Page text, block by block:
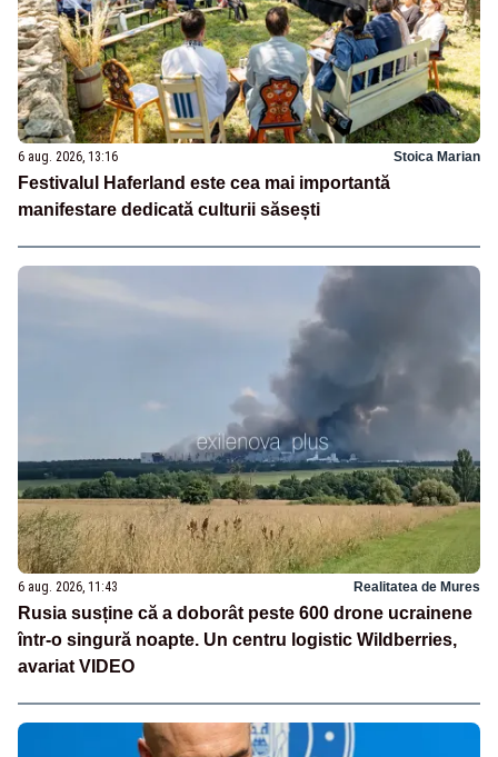
6 aug. 2026, 13:16 Stoica Marian
Festivalul Haferland este cea mai importantă
manifestare dedicată culturii săsești
6 aug. 2026, 11:43 Realitatea de Mures
Rusia susține că a doborât peste 600 drone ucrainene
într-o singură noapte. Un centru logistic Wildberries,
avariat VIDEO